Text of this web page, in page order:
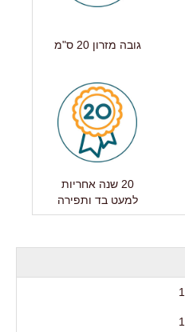
גובה מזרון 20 ס"מ
20 שנה אחריות
למעט בד ותפירה